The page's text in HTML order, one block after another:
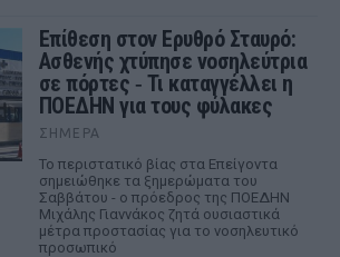
Επίθεση στον Ερυθρό Σταυρό:
Ασθενής χτύπησε νοσηλεύτρια
σε πόρτες ‑ Τι καταγγέλλει η
ΠΟΕΔΗΝ για τους φύλακες
ΣΉΜΕΡΑ
Το περιστατικό βίας στα Επείγοντα
σημειώθηκε τα ξημερώματα του
Σαββάτου - ο πρόεδρος της ΠΟΕΔΗΝ
Μιχάλης Γιαννάκος ζητά ουσιαστικά
μέτρα προστασίας για το νοσηλευτικό
προσωπικό